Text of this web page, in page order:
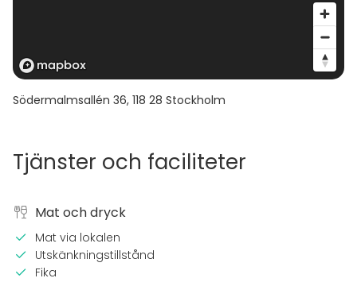
Södermalmsallén 36, 118 28 Stockholm
Tjänster och faciliteter
Mat och dryck
Mat via lokalen
Utskänkningstillstånd
Fika